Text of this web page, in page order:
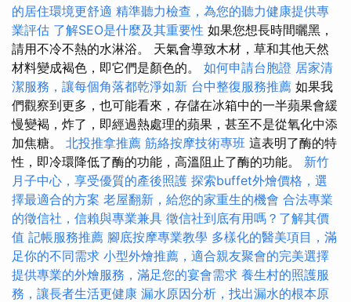
的居住環境更舒適 精準聽力檢查，為您的聽力健康提供專
業評估 了解SEO是什麼及其重要性 如果您想長時間曬黑，
請用不冷不熱的水淋浴。 天氣會導致木材，草和其他天然
材料變成褐色，即它們是顏色的。 如何申請台胞證 居家清
潔服務，讓每個角落都乾淨如新 台中整復服務推薦 如果我
們觀察到更多，也可能看來，存儲在冰箱中的一半蘋果會緩
慢變褐，炸了，即經過熱處理的蘋果，甚至不是從氧化中添
加焦糖。 北投推拿推薦 筋絡按摩技術專班 這表明了酶的特
性，即冷環降低了酶的功能，高溫阻止了酶的功能。 新竹
月子中心，享受優質的產後照護 探索buffet外燴價格，選
擇最適合的方案 老屋翻新，給您的家重生的機會 合法專業
的徵信社，信賴與專業兼具 徵信社到底有用嗎？了解其價
值 記帳服務推薦 腳底按摩專業教學 多樣化的醫美項目，滿
足你的不同需求 小型外燴推薦，適合親友聚會的完美選擇
提供專業的外燴服務，滿足您的宴會需求 養生村的照護服
務，讓長者生活更健康 漏水原因分析，找出漏水的根本原